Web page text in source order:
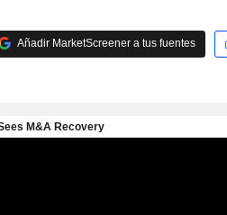
Añadir MarketScreener a tus fuentes